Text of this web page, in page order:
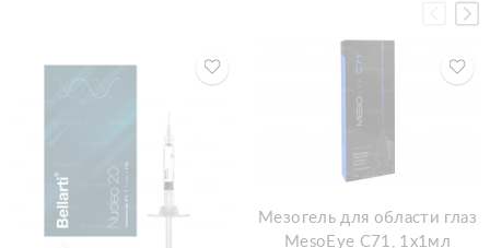
Мезогель для области глаз
MesoEye C71, 1x1мл